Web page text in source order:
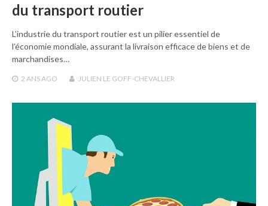
du transport routier
L’industrie du transport routier est un pilier essentiel de
l’économie mondiale, assurant la livraison efficace de biens et de
marchandises…
2 ANS AGO JULIEN LE GOFF-CHEVALLIER